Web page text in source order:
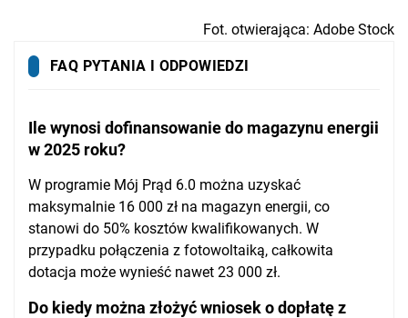
Fot. otwierająca: Adobe Stock
FAQ PYTANIA I ODPOWIEDZI
Ile wynosi dofinansowanie do magazynu energii
w 2025 roku?
W programie Mój Prąd 6.0 można uzyskać
maksymalnie 16 000 zł na magazyn energii, co
stanowi do 50% kosztów kwalifikowanych. W
przypadku połączenia z fotowoltaiką, całkowita
dotacja może wynieść nawet 23 000 zł.
Do kiedy można złożyć wniosek o dopłatę z